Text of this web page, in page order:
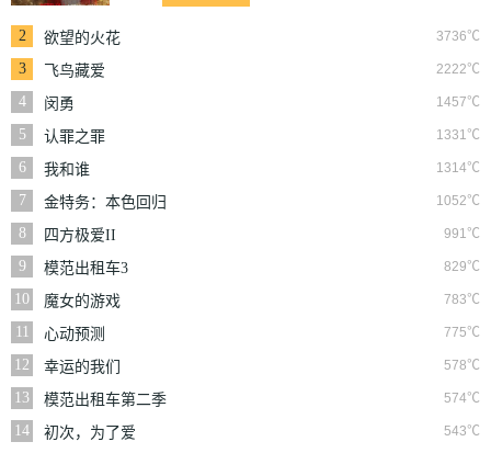
2 3736℃
欲望的火花
3
2222℃
飞鸟藏爱
4
1457℃
闵勇
5
1331℃
认罪之罪
6
1314℃
我和谁
7
1052℃
金特务：本色回归
8
991℃
四方极爱II
9
829℃
模范出租车3
10
783℃
魔女的游戏
11
775℃
心动预测
12
578℃
幸运的我们
13
574℃
模范出租车第二季
14
543℃
初次，为了爱